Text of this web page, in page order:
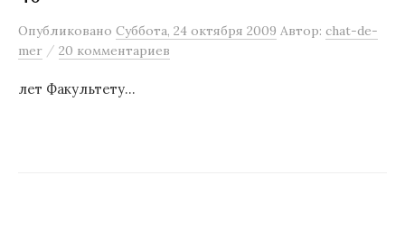
м
у
Опубликовано Суббота, 24 октября 2009 Автор: chat-de-
mer / 20 комментариев
лет Факультету…